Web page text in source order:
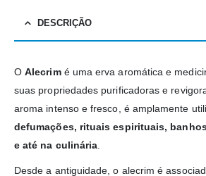
DESCRIÇÃO
OAlecrimé uma erva aromática e
suas propriedades purificadoras e
aroma intenso e fresco, é amplamente
defumações, rituais espirituais,
e até na culinária
Desde a antiguidade, o alecrim é